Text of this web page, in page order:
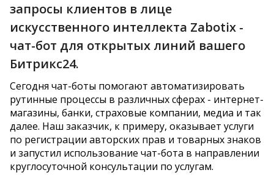
запросы клиентов в лице
искусственного интеллекта Zabotix -
чат-бот для открытых линий вашего
Битрикс24.
Сегодня чат-боты помогают автоматизировать
рутинные процессы в различных сферах - интернет-
магазины, банки, страховые компании, медиа и так
далее. Наш заказчик, к примеру, оказывает услуги
по регистрации авторских прав и товарных знаков
и запустил использование чат-бота в направлении
круглосуточной консультации по услугам.